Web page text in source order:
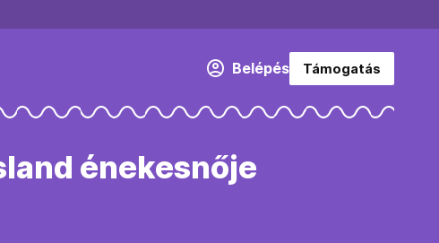
Belépés Támogatás
énekesnője